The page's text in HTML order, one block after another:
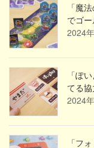
「魔
でゴ
2024
「ぽ
てる
2024
「フ